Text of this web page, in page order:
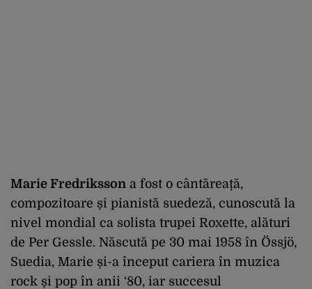
Marie Fredriksson a fost o cântăreață,
compozitoare și pianistă suedeză, cunoscută la
nivel mondial ca solista trupei Roxette, alături
de Per Gessle. Născută pe 30 mai 1958 în Össjö,
Suedia, Marie și-a început cariera în muzica
rock și pop în anii ‘80, iar succesul